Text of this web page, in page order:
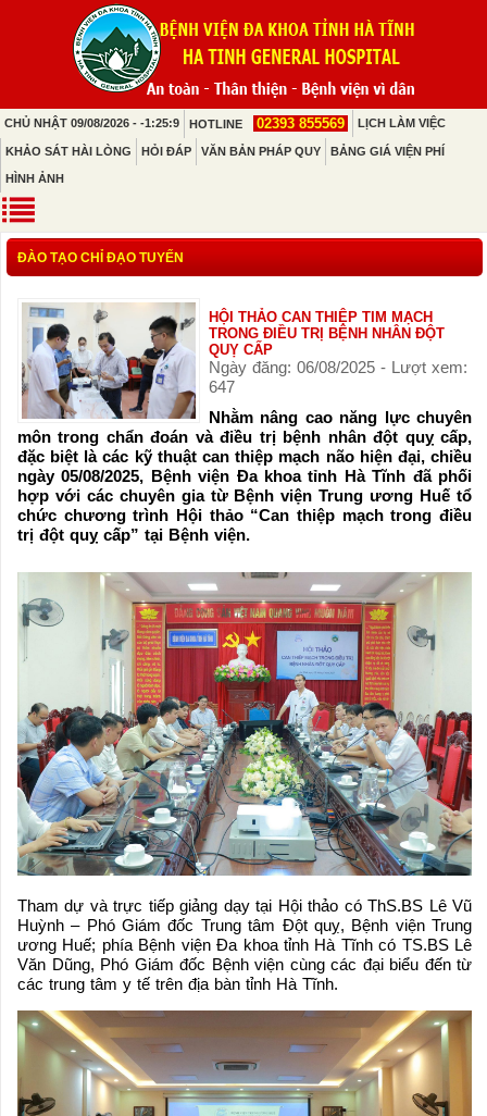
CHỦ NHẬT 09/08/2026 - -1:25:9 HOTLINE 02393 855569 LỊCH LÀM VIỆC
KHẢO SÁT HÀI LÒNG HỎI ĐÁP VĂN BẢN PHÁP QUY BẢNG GIÁ VIỆN PHÍ
HÌNH ẢNH
ĐÀO TẠO CHỈ ĐẠO TUYẾN
HỘI THẢO CAN THIỆP TIM MẠCH
TRONG ĐIỀU TRỊ BỆNH NHÂN ĐỘT
QUỴ CẤP
Ngày đăng: 06/08/2025 - Lượt xem:
647
Nhằm nâng cao năng lực chuyên
môn trong chẩn đoán và điều trị bệnh nhân đột quỵ cấp,
đặc biệt là các kỹ thuật can thiệp mạch não hiện đại, chiều
ngày 05/08/2025, Bệnh viện Đa khoa tỉnh Hà Tĩnh đã phối
hợp với các chuyên gia từ Bệnh viện Trung ương Huế tổ
chức chương trình Hội thảo “Can thiệp mạch trong điều
trị đột quỵ cấp” tại Bệnh viện.
Tham dự và trực tiếp giảng dạy tại Hội thảo có ThS.BS Lê Vũ
Huỳnh – Phó Giám đốc Trung tâm Đột quỵ, Bệnh viện Trung
ương Huế; phía Bệnh viện Đa khoa tỉnh Hà Tĩnh có TS.BS Lê
Văn Dũng, Phó Giám đốc Bệnh viện cùng các đại biểu đến từ
các trung tâm y tế trên địa bàn tỉnh Hà Tĩnh.